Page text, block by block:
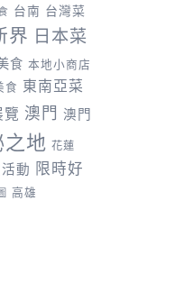
台南 台灣菜
界 日本菜
食 本地小商店
食 東南亞菜
覽 澳門 澳門
之地 花蓮
動 限時好
高雄